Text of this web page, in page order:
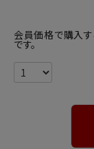
会員価格で購入
です。